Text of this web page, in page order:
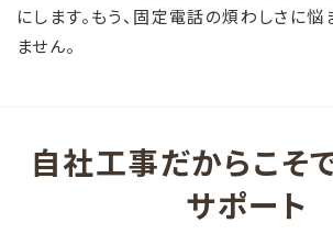
にします。もう、固定電話の煩わしさに
ません。
自社工事だからこそ
サポート